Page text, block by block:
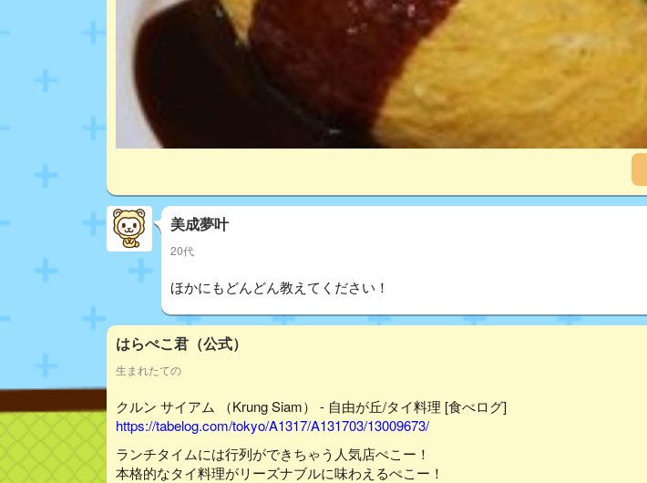
美成夢叶
20代
ほかにもどんどん教えてください！
はらぺこ君（公式）
生まれたての
クルン サイアム （Krung Siam） - 自由が丘/タイ料理 [食べログ]
https://tabelog.com/tokyo/A1317/A131703/13009673/
ランチタイムには行列ができちゃう人気店ぺこー！
本格的なタイ料理がリーズナブルに味わえるぺこー！